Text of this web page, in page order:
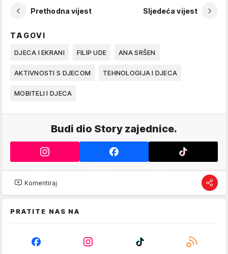
Prethodna vijest Sljedeća vijest
TAGOVI
DJECA I EKRANI FILIP UDE ANA SRŠEN
AKTIVNOSTI S DJECOM TEHNOLOGIJA I DJECA
MOBITELI I DJECA
Budi dio Story zajednice.
Komentiraj
PRATITE NAS NA